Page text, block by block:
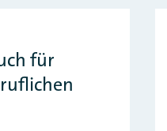
für